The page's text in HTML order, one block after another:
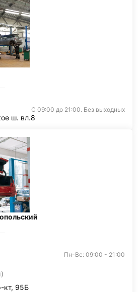
С 09:00 до 21:00. Без выходных
ш. вл.8
Пн-Вс: 09:00 - 21:00
кт, 95Б